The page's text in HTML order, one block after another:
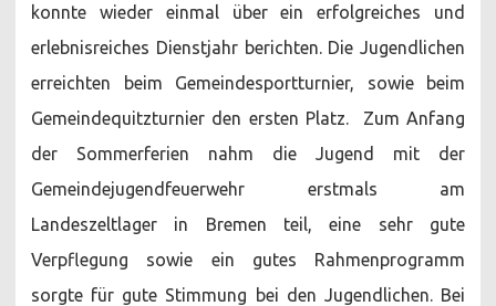
konnte wieder einmal über ein erfolgreiches und
erlebnisreiches Dienstjahr berichten. Die Jugendlichen
erreichten beim Gemeindesportturnier, sowie beim
Gemeindequitzturnier den ersten Platz. Zum Anfang
der Sommerferien nahm die Jugend mit der
Gemeindejugendfeuerwehr erstmals am
Landeszeltlager in Bremen teil, eine sehr gute
Verpflegung sowie ein gutes Rahmenprogramm
sorgte für gute Stimmung bei den Jugendlichen. Bei